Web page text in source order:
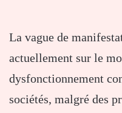
La vague de
actuellement sur le
dysfonctionnement
sociétés, malgré des